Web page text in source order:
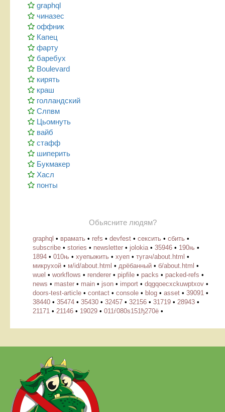
graphql
чиназес
оффник
Капец
фарту
баребух
Boulevard
кирять
краш
голландский
Слпвм
Цьомнуть
вайб
стафф
шиперить
Букмакер
Хасл
понты
Обьясните людям?
graphql • врамать • refs • devfest • сексить • сбить •
subscribe • stories • newsletter • jolokia • 35946 • 190њ •
1894 • 010њ • хуепыжить • хуеп • тугач/about.html •
микрухой • м/id/about.html • дрёбанный • б/about.html •
wuel • workflows • renderer • pipfile • packs • packed-refs •
news • master • main • json • import • dqgqoecxckuwptxov •
doors-test-article • contact • console • blog • asset • 39091 •
38440 • 35474 • 35430 • 32457 • 32156 • 31719 • 28943 •
21171 • 21146 • 19029 • 011ѓ080ѕ151ђ270ё •